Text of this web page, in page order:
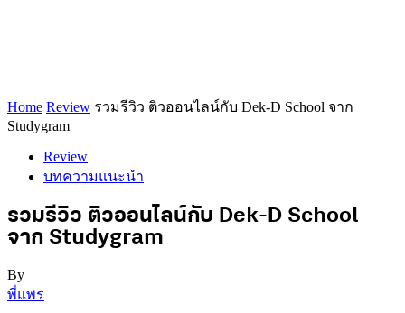
Home Review รวมรีวิว ติวออนไลน์กับ Dek-D School จาก
Studygram
Review
บทความแนะนำ
รวมรีวิว ติวออนไลน์กับ Dek-D School
จาก Studygram
By
พี่แพร